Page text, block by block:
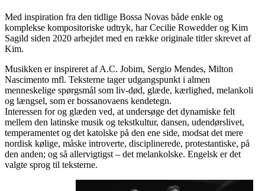
Med inspiration fra den tidlige Bossa Novas både enkle og
komplekse kompositoriske udtryk, har Cecilie Rowedder og Kim
Sagild siden 2020 arbejdet med en række originale titler skrevet af
Kim.
Musikken er inspireret af A.C. Jobim, Sergio Mendes, Milton
Nascimento mfl. Teksterne tager udgangspunkt i almen
menneskelige spørgsmål som liv-død, glæde, kærlighed, melankoli
og længsel, som er bossanovaens kendetegn.
Interessen for og glæden ved, at undersøge det dynamiske felt
mellem den latinske musik og tekstkultur, dansen, udendørslivet,
temperamentet og det katolske på den ene side, modsat det mere
nordisk kølige, måske introverte, disciplinerede, protestantiske, på
den anden; og så allervigtigst – det melankolske. Engelsk er det
valgte sprog til teksterne.